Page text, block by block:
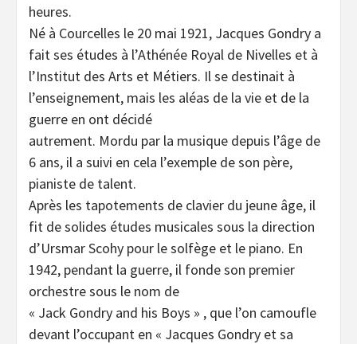
heures.
Né à Courcelles le 20 mai 1921, Jacques Gondry a
fait ses études à l’Athénée Royal de Nivelles et à
l’Institut des Arts et Métiers. Il se destinait à
l’enseignement, mais les aléas de la vie et de la
guerre en ont décidé
autrement. Mordu par la musique depuis l’âge de
6 ans, il a suivi en cela l’exemple de son père,
pianiste de talent.
Après les tapotements de clavier du jeune âge, il
fit de solides études musicales sous la direction
d’Ursmar Scohy pour le solfège et le piano. En
1942, pendant la guerre, il fonde son premier
orchestre sous le nom de
« Jack Gondry and his Boys » , que l’on camoufle
devant l’occupant en « Jacques Gondry et sa